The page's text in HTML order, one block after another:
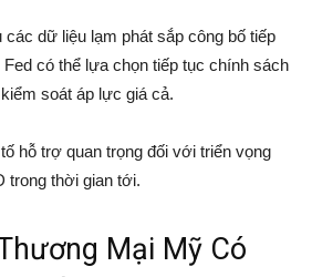
các dữ liệu lạm phát sắp công bố tiếp
có thể lựa chọn tiếp tục chính sách
soát áp lực giá cả.
hỗ trợ quan trọng đối với triển vọng
trong thời gian tới.
Mại Mỹ Có